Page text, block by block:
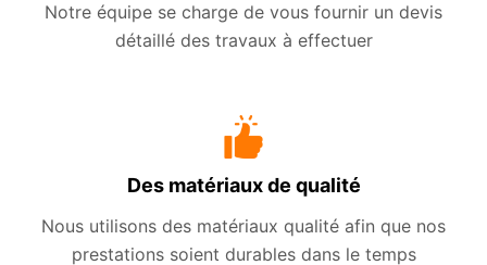
Notre équipe se charge de vous fournir un devis
détaillé des travaux à effectuer
Des matériaux de qualité
Nous utilisons des matériaux qualité afin que nos
prestations soient durables dans le temps